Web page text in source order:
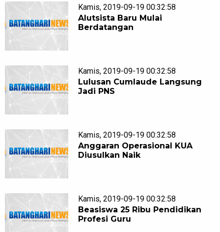
Kamis, 2019-09-19 00:32:58
Alutsista Baru Mulai
Berdatangan
Kamis, 2019-09-19 00:32:58
Lulusan Cumlaude Langsung
Jadi PNS
Kamis, 2019-09-19 00:32:58
Anggaran Operasional KUA
Diusulkan Naik
Kamis, 2019-09-19 00:32:58
Beasiswa 25 Ribu Pendidikan
Profesi Guru